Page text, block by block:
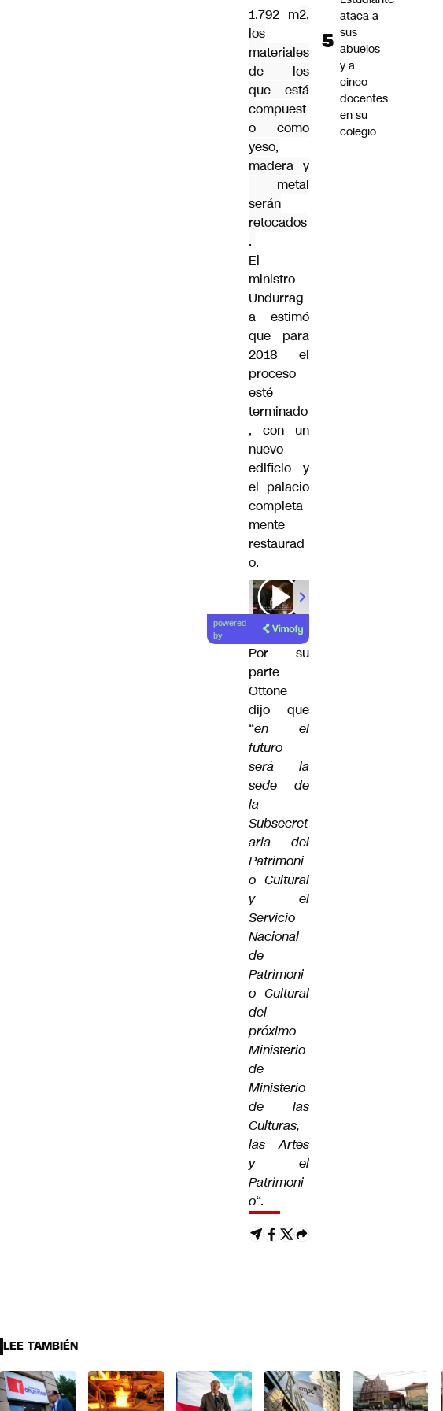
1.792 m2,
los
materiales
de los
que está
compuest
o como
yeso,
madera y
metal
serán
retocados
.
El
ministro
Undurrag
a estimó
que para
2018 el
proceso
esté
terminado
, con un
nuevo
edificio y
el palacio
completa
mente
restaurad
o.
powered
by
Por su
parte
Ottone
dijo que
“en el
futuro
será la
sede de
la
Subsecret
aria del
Patrimoni
o Cultural
y el
Servicio
Nacional
de
Patrimoni
o Cultural
del
próximo
Ministerio
de
Ministerio
de las
Culturas,
las Artes
y el
Patrimoni
o“.
ataca a
sus
abuelos
y a
cinco
docentes
en su
colegio
LEE TAMBIÉN